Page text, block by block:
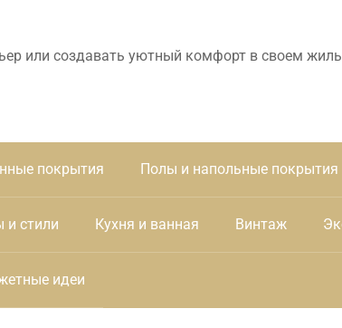
или создавать уютный комфорт в своем
покрытия Полы и напольные покрытия
и стили Кухня и ванная Винтаж
идеи